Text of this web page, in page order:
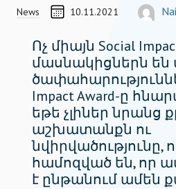
News CREATED ON
10.11.2021
Ոչ միայն Social
մասնակիցներն
Impact Award-ը
եթե չլիներ նրանց
աշխատանքն ու
նվիրվածությունը,
համոզված են, որ
է ընթանում ամեն